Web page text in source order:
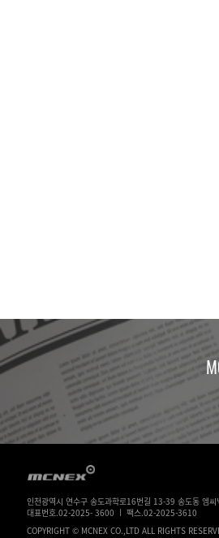
인천광역시 연수구 송도과학로16번길 13-39 송도동 엠씨
대표번호.02-2025- 3600 ㅣ 팩스.02-2025-3610
COPYRIGHT © MCNEX CO.,LTD ALL RIGHTS